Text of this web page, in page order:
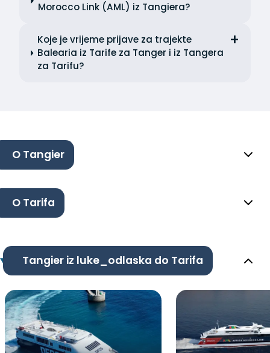
Morocco Link (AML) iz Tangiera?
Koje je vrijeme prijave za trajekte
Balearia iz Tarife za Tanger i iz Tangera
za Tarifu?
O Tangier
O Tarifa
Tangier iz luke_odlaska do Tarifa